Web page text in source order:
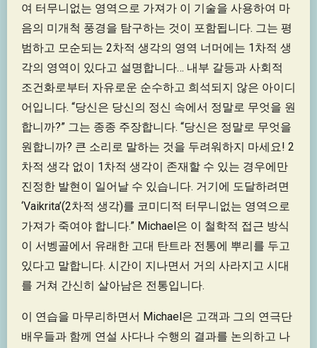
여 터무니없는 영역으로 가져가 이 기술을 사용하여 마
음의 미개척 풍경을 탐구하는 것이 포함됩니다. 그는 평
범하고 모순되는 2차적 생각의 영역 너머에는 1차적 생
각의 영역이 있다고 설명합니다… 내부 갈등과 사회적
조건화로부터 자유로운 순수하고 희석되지 않은 아이디
어입니다. “당신은 당신의 정신 속에서 정말로 무엇을 원
합니까?” 그는 종종 주장합니다. “당신은 정말로 무엇을
원합니까? 큰 소리로 말하는 것을 두려워하지 마세요! 2
차적 생각 없이 1차적 생각이 존재할 수 있는 경우에만
진정한 발현이 일어날 수 있습니다. 거기에 도달하려면
‘Vaikrita’(2차적 생각)를 코미디적 터무니없는 영역으로
가져가 죽여야 합니다.” Michael은 이 철학적 접근 방식
이 서벵골에서 유래한 고대 탄트라 전통에 뿌리를 두고
있다고 말합니다. 시간이 지나면서 거의 사라지고 시대
를 거쳐 간신히 살아남은 전통입니다.
이 연습을 마무리하면서 Michael은 고객과 그의 연극단
배우들과 함께 연설 사다나 수행의 결과를 논의하고 나